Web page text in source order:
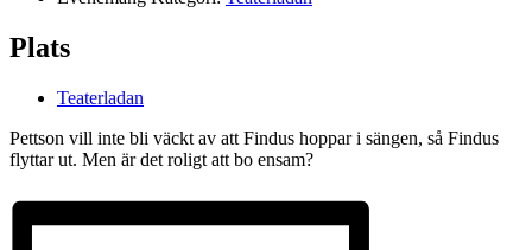
Plats
Teaterladan
Pettson vill inte bli väckt av att Findus hoppar i sängen, så Findus
flyttar ut. Men är det roligt att bo ensam?